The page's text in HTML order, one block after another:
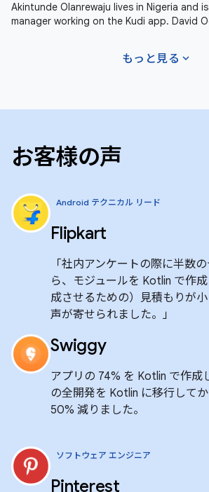
Akintunde Olanrewaju lives in Nigeria and
manager working on the Kudi app. David
もっと見る expand_more
お客様の声
Android テクニカル リード
Flipkart
「社内アンケートの際に半数
ら、モジュールを Kotlin で作
成させるための）見積もりが
声が寄せられました。」
Swiggy
アプリの 74% を Kotlin で作成
の全開発を Kotlin に移行して
50% 減りました。
ソフトウェア エンジニア
Pinterest